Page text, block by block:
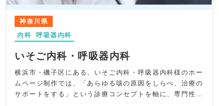
とに色やイラストを変化させ、視覚的な理解を助けつつ印
象にも残る工夫を施しています。
コンテンツ面では、文章と写真・イラストを組み合わせ、
疾患解説や診療内容が直感的に理解できる構造に。専門的
い情報量”を心がけました。
UI/UXでは、シンプルでスムーズな操作性を徹底し、回遊
しやすいメニュー構成とわかりやすい導線でユーザーのス
トレスを最小限に抑えています。
神奈川県
内科
呼吸器内科
いそご内科・呼吸器内科
横浜市・磯子区にある、いそご内科・呼吸器内科様のホー
ムページ制作では、「あらゆる咳の原因をしらべ、治療の
サポートをする」という診療コンセプトを軸に、専門性と